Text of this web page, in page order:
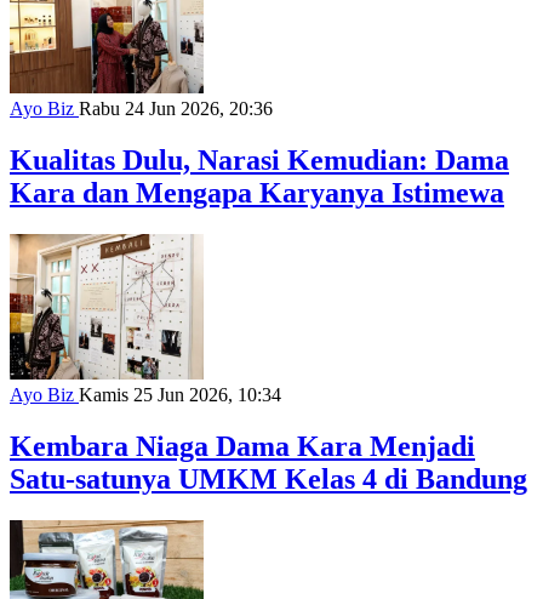
Ayo Biz Rabu 24 Jun 2026, 20:36
Kualitas Dulu, Narasi Kemudian: Dama
Kara dan Mengapa Karyanya Istimewa
Ayo Biz Kamis 25 Jun 2026, 10:34
Kembara Niaga Dama Kara Menjadi
Satu-satunya UMKM Kelas 4 di Bandung